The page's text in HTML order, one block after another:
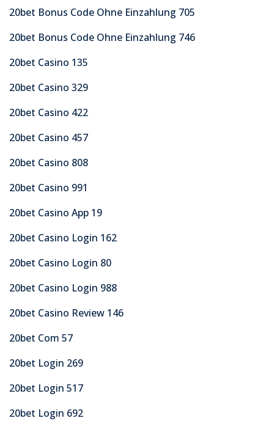
20bet Bonus Code Ohne Einzahlung 705
20bet Bonus Code Ohne Einzahlung 746
20bet Casino 135
20bet Casino 329
20bet Casino 422
20bet Casino 457
20bet Casino 808
20bet Casino 991
20bet Casino App 19
20bet Casino Login 162
20bet Casino Login 80
20bet Casino Login 988
20bet Casino Review 146
20bet Com 57
20bet Login 269
20bet Login 517
20bet Login 692